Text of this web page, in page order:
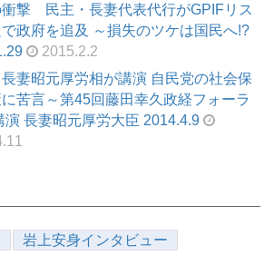
衝撃 民主・長妻代表代行がGPIFリス
政府を追及 ～損失のツケは国民へ!?
2015.2.2
妻昭元厚労相が講演 自民党の社会保
苦言～第45回藤田幸久政経フォーラ
長妻昭元厚労大臣 2014.4.9
岩上安身インタビュー